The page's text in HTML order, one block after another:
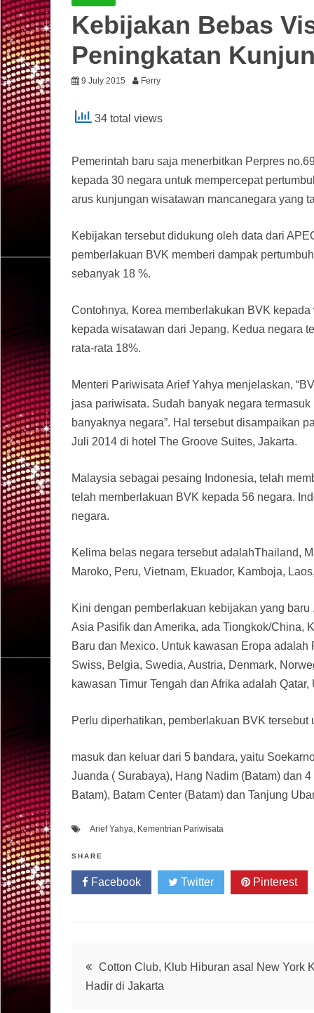
Kebijakan Bebas
Peningkatan
9 July 2015 Ferry
34 total views
Pemerintah baru saja menerbitkan Perpres
kepada 30 negara untuk mempercepat
arus kunjungan wisatawan mancanegara yang
Kebijakan tersebut didukung oleh data dari
pemberlakuan BVK memberi dampak
sebanyak 18 %.
Contohnya, Korea memberlakukan BVK
kepada wisatawan dari Jepang. Kedua negara
rata-rata 18%.
Menteri Pariwisata Arief Yahya menjelaskan,
jasa pariwisata. Sudah banyak negara
banyaknya negara”. Hal tersebut disampaikan
Juli 2014 di hotel The Groove Suites, Jakarta.
Malaysia sebagai pesaing Indonesia, telah
telah memberlakuan BVK kepada 56 negara.
negara.
Kelima belas negara tersebut adalahThailand,
Maroko, Peru, Vietnam, Ekuador, Kamboja,
Kini dengan pemberlakuan kebijakan yang
Asia Pasifik dan Amerika, ada Tiongkok/China,
Baru dan Mexico. Untuk kawasan Eropa
Swiss, Belgia, Swedia, Austria, Denmark,
kawasan Timur Tengah dan Afrika adalah
Perlu diperhatikan, pemberlakuan BVK tersebut
masuk dan keluar dari 5 bandara, yaitu
Juanda ( Surabaya), Hang Nadim (Batam) dan
Batam), Batam Center (Batam) dan Tanjung
Arief Yahya, Kementrian Pariwisata
SHARE
Facebook Twitter Pinterest
Post
Cotton Club, Klub Hiburan asal New York
Hadir di Jakarta